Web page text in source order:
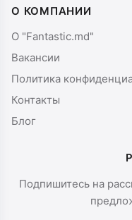
О КОМПАНИИ
О "Fantastic.md"
Вакансии
Политика
Контакты
Блог
Подпишитесь на